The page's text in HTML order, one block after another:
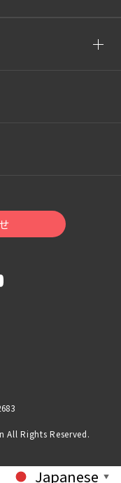
Rights Reserved.
Japanese ▼